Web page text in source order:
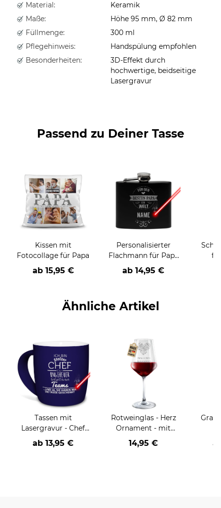
Material:
Keramik
Maße:
Höhe 95 mm, Ø 82 mm
Füllmenge:
300 ml
Pflegehinweis:
Handspülung empfohlen
Besonderheiten:
3D-Effekt durch
hochwertige, beidseitige
Lasergravur
Passend zu Deiner Tasse
Kissen mit
Fotocollage für Papa
ab 15,95 €
Personalisierter
Flachmann für Papa
mit Name - zwei
Größen und zwei
ab 14,95 €
Ähnliche Artikel
Tassen mit
Lasergravur - Chef
und Chefin eines
fantastischen Teams
ab 13,95 €
Rotweinglas - Herz
Ornament - mit
Namen und Datum
14,95 €